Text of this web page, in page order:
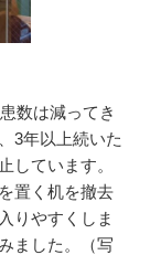
数は減ってき
3年以上続いた
しています。
置く机を撤去
りやすくしま
ました。（写